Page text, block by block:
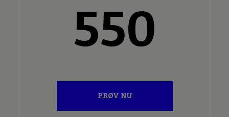
550
PRØV NU